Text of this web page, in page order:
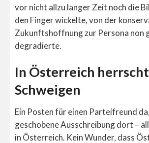
vor nicht allzu langer Zeit noch die
den Finger wickelte, von der
Zukunftshoffnung zur Persona non
degradierte.
In Österreich herrscht
Schweigen
Ein Posten für einen Parteifreund
geschobene Ausschreibung dort –
in Österreich. Kein Wunder, dass